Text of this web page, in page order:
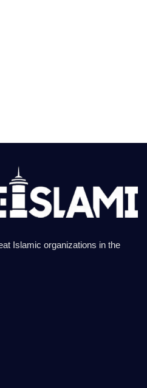
Islamic organizations in the